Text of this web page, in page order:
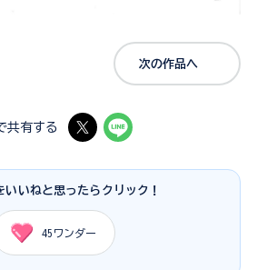
次の作品へ
共有する
いいねと思ったらクリック！
45 ワンダー